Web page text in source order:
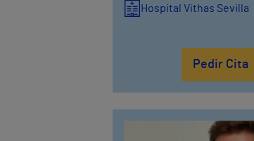
Hospital Vithas Sevilla
Pedir Cita